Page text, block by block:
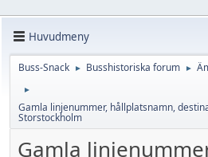
Huvudmeny
Buss-Snack ► Busshistoriska forum ►
►
Gamla linjenummer, hållplatsnamn,
Storstockholm
Gamla